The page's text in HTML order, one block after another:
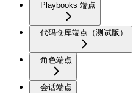
Playbooks 端点
代码仓库端点（测试版）
角色端点
会话端点